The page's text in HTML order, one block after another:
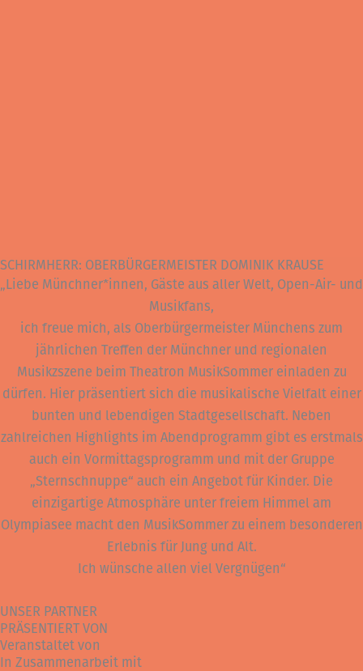
SCHIRMHERR: OBERBÜRGERMEISTER DOMINIK KRAUSE
„Liebe Münchner*innen, Gäste aus aller Welt, Open-Air- und
Musikfans,
ich freue mich, als Oberbürgermeister Münchens zum
jährlichen Treffen der Münchner und regionalen
Musikzszene beim Theatron MusikSommer einladen zu
dürfen. Hier präsentiert sich die musikalische Vielfalt einer
bunten und lebendigen Stadtgesellschaft. Neben
zahlreichen Highlights im Abendprogramm gibt es erstmals
auch ein Vormittagsprogramm und mit der Gruppe
„Sternschnuppe“ auch ein Angebot für Kinder. Die
einzigartige Atmosphäre unter freiem Himmel am
Olympiasee macht den MusikSommer zu einem besonderen
Erlebnis für Jung und Alt.
Ich wünsche allen viel Vergnügen“
UNSER PARTNER
PRÄSENTIERT VON
Veranstaltet von
In Zusammenarbeit mit